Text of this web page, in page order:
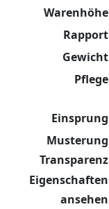
Warenhöhe
Rapport
Gewicht
Pflege
Einsprung
Musterung
Transparenz
Eigenschaften
ansehen